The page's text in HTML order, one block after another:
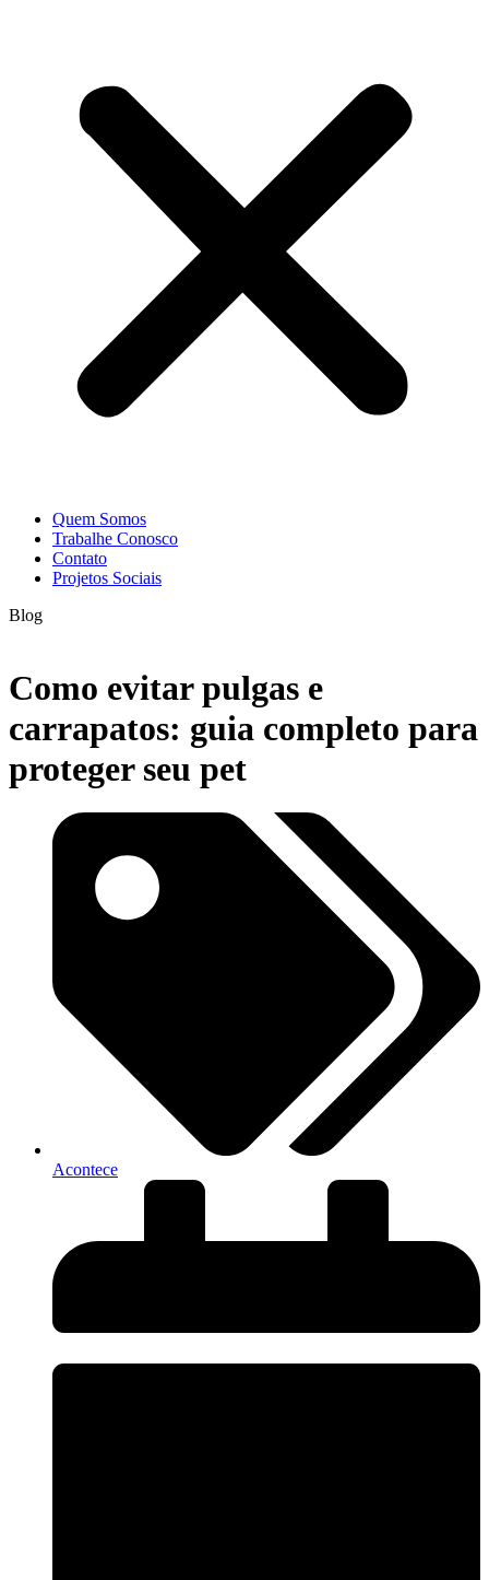
Quem Somos
Trabalhe Conosco
Contato
Projetos Sociais
Blog
Como evitar pulgas e
carrapatos: guia completo para
proteger seu pet
Acontece